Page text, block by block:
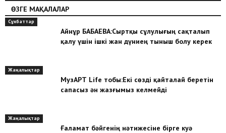
ӨЗГЕ МАҚАЛАЛАР
Сұхбаттар
Айнұр БАБАЕВА:Сыртқы сұлулығың сақталып
қалу үшін ішкі жан дүниең тыныш болу керек
Жаңалықтар
МузАРТ Life тобы:Екі сөзді қайталай беретін
сапасыз ән жазғымыз келмейді
Жаңалықтар
Ғаламат бәйгенің нәтижесіне бірге куә